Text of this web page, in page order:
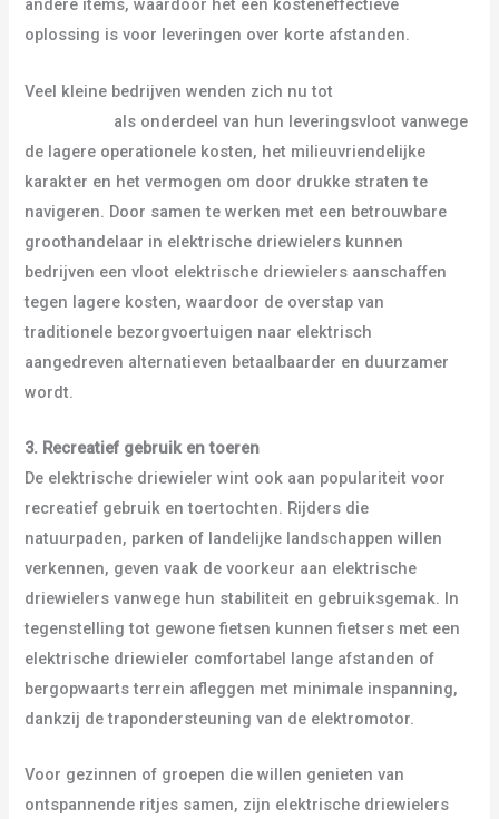
andere items, waardoor het een kosteneffectieve
oplossing is voor leveringen over korte afstanden.
Veel kleine bedrijven wenden zich nu tot
als onderdeel van hun leveringsvloot vanwege
de lagere operationele kosten, het milieuvriendelijke
karakter en het vermogen om door drukke straten te
navigeren. Door samen te werken met een betrouwbare
groothandelaar in elektrische driewielers kunnen
bedrijven een vloot elektrische driewielers aanschaffen
tegen lagere kosten, waardoor de overstap van
traditionele bezorgvoertuigen naar elektrisch
aangedreven alternatieven betaalbaarder en duurzamer
wordt.
3. Recreatief gebruik en toeren
De elektrische driewieler wint ook aan populariteit voor
recreatief gebruik en toertochten. Rijders die
natuurpaden, parken of landelijke landschappen willen
verkennen, geven vaak de voorkeur aan elektrische
driewielers vanwege hun stabiliteit en gebruiksgemak. In
tegenstelling tot gewone fietsen kunnen fietsers met een
elektrische driewieler comfortabel lange afstanden of
bergopwaarts terrein afleggen met minimale inspanning,
dankzij de trapondersteuning van de elektromotor.
Voor gezinnen of groepen die willen genieten van
ontspannende ritjes samen, zijn elektrische driewielers